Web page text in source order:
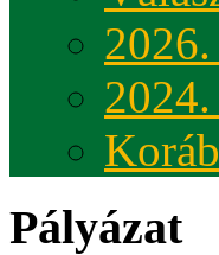
Pályázat